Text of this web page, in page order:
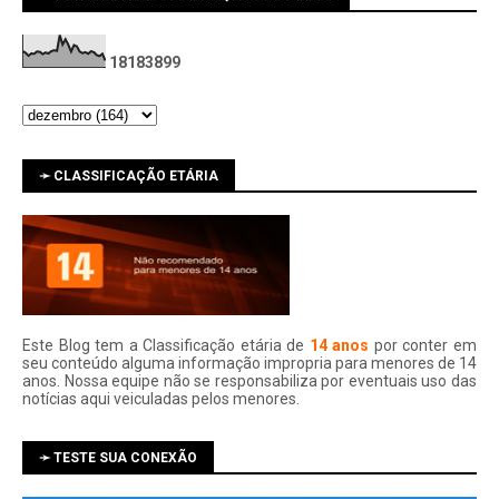
1 81 83899
➛ CLASSIFICAÇÃO ETÁRIA
Este Blog tem a Classificação etária de 14 anos por conter em
seu conteúdo alguma informação impropria para menores de 14
anos. Nossa equipe não se responsabiliza por eventuais uso das
notí­cias aqui veiculadas pelos menores.
➛ TESTE SUA CONEXÃO